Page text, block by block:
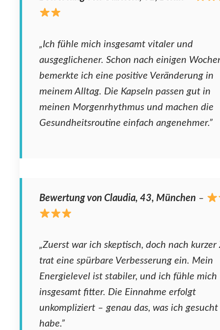
„Ich fühle mich insgesamt vitaler und
ausgeglichener. Schon nach einigen
bemerkte ich eine positive Veränderung in
meinem Alltag. Die Kapseln passen gut in
meinen Morgenrhythmus und machen die
Gesundheitsroutine einfach angenehmer.”
Bewertung von Claudia, 43, München –
„Zuerst war ich skeptisch, doch nach kurzer
trat eine spürbare Verbesserung ein. Mein
Energielevel ist stabiler, und ich fühle mich
insgesamt fitter. Die Einnahme erfolgt
unkompliziert – genau das, was ich gesucht
habe.”